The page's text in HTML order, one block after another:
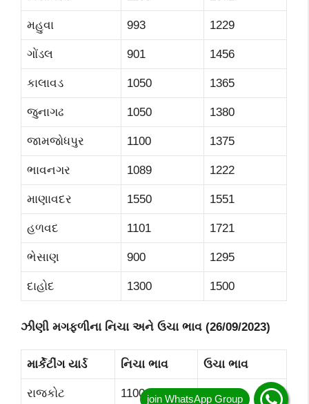
મહુવા 993 1229
ગોંડલ 901 1456
કાલાવડ 1050 1365
જુનાગઢ 1050 1380
જામજોધપુર 1100 1375
ભાવનગર 1089 1222
માણાવદર 1550 1551
હળવદ 1101 1721
ભેસાણ 900 1295
દાહોદ 1300 1500
ઝીણી મગફળીના નિચા અને ઉચા ભાવ (26/09/2023)
માર્કેટીંગ યાર્ડ નિચા ભાવ ઉચા ભાવ
રાજકોટ 1100 1630